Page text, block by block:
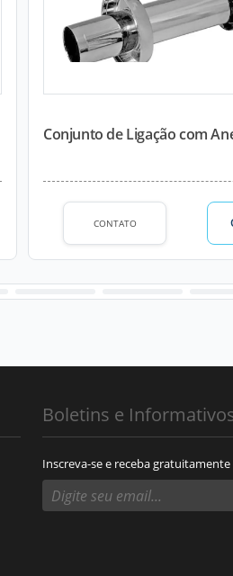
Conjunto de Ligação com
CONTATO
Boletins e
Inscreva-se e receba gratuitamente